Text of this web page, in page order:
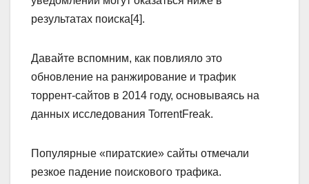
результатах поиска[4].
Давайте вспомним, как повлияло это
обновление на ранжирование и трафик
торрент-сайтов в 2014 году, основываясь на
данных исследования TorrentFreak.
Популярные «пиратские» сайты отмечали
резкое падение поискового трафика.